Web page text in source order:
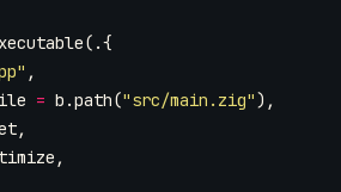
(.{
,
= b .path("src/main.zig"),
,
,